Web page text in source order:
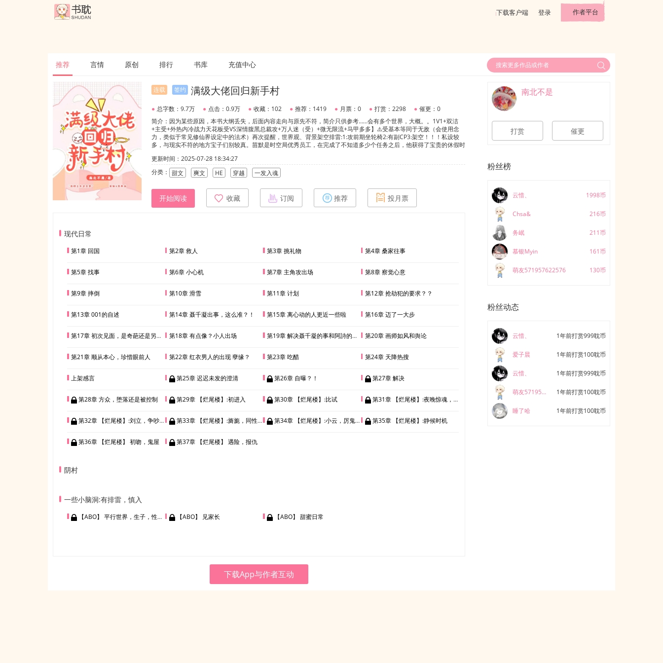
下载客户端 登录 作者平台
推荐 言情 原创 排行 书库 充值中心
连载 签约 满级大佬回归新手村
● 总字数：9.7万 ● 点击：0.9万 ● 收藏：102 ● 推荐：1419 ● 月票：0 ● 打赏：2298 ● 催更：0
简介：因为某些原因，本书大纲丢失，后面内容走向与原先不符，简介只供参考……会有多个世界，大概。。1V1+双洁
+主受+外热内冷战力天花板受VS深情腹黑总裁攻+万人迷（受）+微无限流+马甲多多】⚠️受基本等同于无敌（会使用念
力，类似于常见修仙界设定中的法术）再次提醒，世界观、背景架空排雷:1:攻前期坐轮椅2:有副CP3:架空！！！私设较
多，与现实不符的地方宝子们别较真。苗默是时空局优秀员工，在完成了不知道多少个任务之后，他获得了宝贵的休假时
现代，总不会有神神鬼鬼的东西出现了吧。直到一场赛车会，沥山地震，他被吸入了漩涡。再此清醒过来，昏暗的山村，
诡异微笑的村民，以及身边坐着轮椅称得上是半个残废的某总裁。苗默:……他张口刚想说些什么，某总裁就已经抢先开
口，“救我！两亿。”行吧，反正白给的钱不要他就是傻子。这还真不是他善心大发，打算救一个拖累，主要是发现在村庄
洁。苗默悟了，无差别攻击吗？这次他是主角，下次就不是他了。中式别墅内，红色地毯，红色喜烛，红色光亮。看着缠
在姬潜身边大鸟依人的红衣黑发男人，苗默再次保持了沉默。姬潜瑟瑟发抖，“哥，救我！”男人悠悠出声，“宝宝，你的哥
哥是谁呀？”救命啊！！！【⚠️注意:以上两段剧情出现在剧情中后期，前期是现代日常】【如果宝子们等不及到时候可以
更新时间：2025-07-28 18:34:27
分类： 甜文 爽文 HE 穿越 一发入魂
开始阅读 收藏 订阅 推荐 投月票
现代日常
第1章 回国 第2章 救人 第3章 挑礼物 第4章 桑家往事
第5章 找事 第6章 小心机 第7章 主角攻出场 第8章 察觉心意
第9章 摔倒 第10章 滑雪 第11章 计划 第12章 抢劫犯的要求？？
第13章 001的自述 第14章 聂千凝出事，这么准？！ 第15章 离心动的人更近一些啦 第16章 迈了一大步
第17章 初次见面，是奇葩还是另有隐情？ 第18章 有点像？小人出场 第19章 解决聂千凝的事和阿詩的具体情况 第20章 画师如风和舆论
第21章 顺从本心，珍惜眼前人 第22章 红衣男人的出现 孽缘？ 第23章 吃醋 第24章 天降热搜
上架感言 第25章 迟迟未发的澄清 第26章 自曝？！ 第27章 解决
第28章 方众，堕落还是被控制 第29章 【烂尾楼】:初进入 第30章 【烂尾楼】:比试 第31章 【烂尾楼】:夜晚惊魂，遇良缘
第32章 【烂尾楼】:刘立，争吵？ 第33章 【烂尾楼】:旖旎，同性恋？惊人的发现 第34章 【烂尾楼】:小云，厉鬼登场 第35章 【烂尾楼】:静候时机
第36章 【烂尾楼】 初吻，鬼屋 第37章 【烂尾楼】 遇险，报仇
阴村
一些小脑洞:有排雷，慎入
【ABO】 平行世界，生子，性格与正文不同 【ABO】 见家长 【ABO】 甜蜜日常
下载App与作者互动
南北不是
打赏 催更
粉丝榜
云惜、 1998币
Chsa& 216币
务岷 211币
慕银Myin 161币
萌友571957622576 130币
粉丝动态
云惜、 1年前打赏999耽币
爱子晨 1年前打赏100耽币
云惜、 1年前打赏999耽币
萌友571957622576 1年前打赏100耽币
睡了哈 1年前打赏100耽币